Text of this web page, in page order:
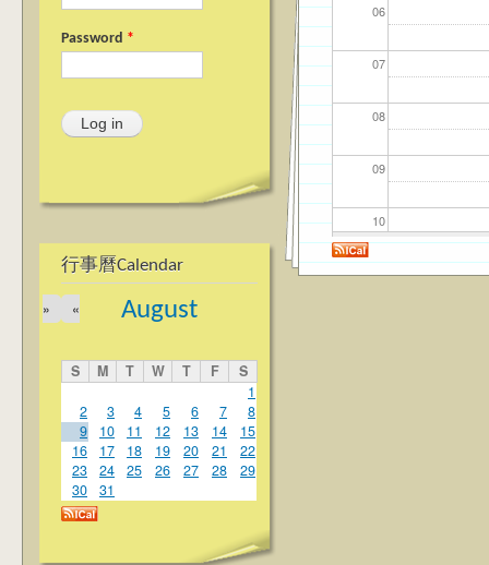
Password *
行事曆Calendar
August
«
»
S M T W T F
S
1
2
3 4 5 6 7
8
9
10 11 12 13 14
15
16
17 18 19 20 21
22
23
24 25 26 27 28
29
30
31
06
07
08
09
10
11